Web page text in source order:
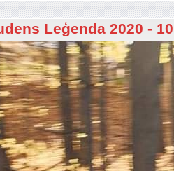
Leģenda 2020 -